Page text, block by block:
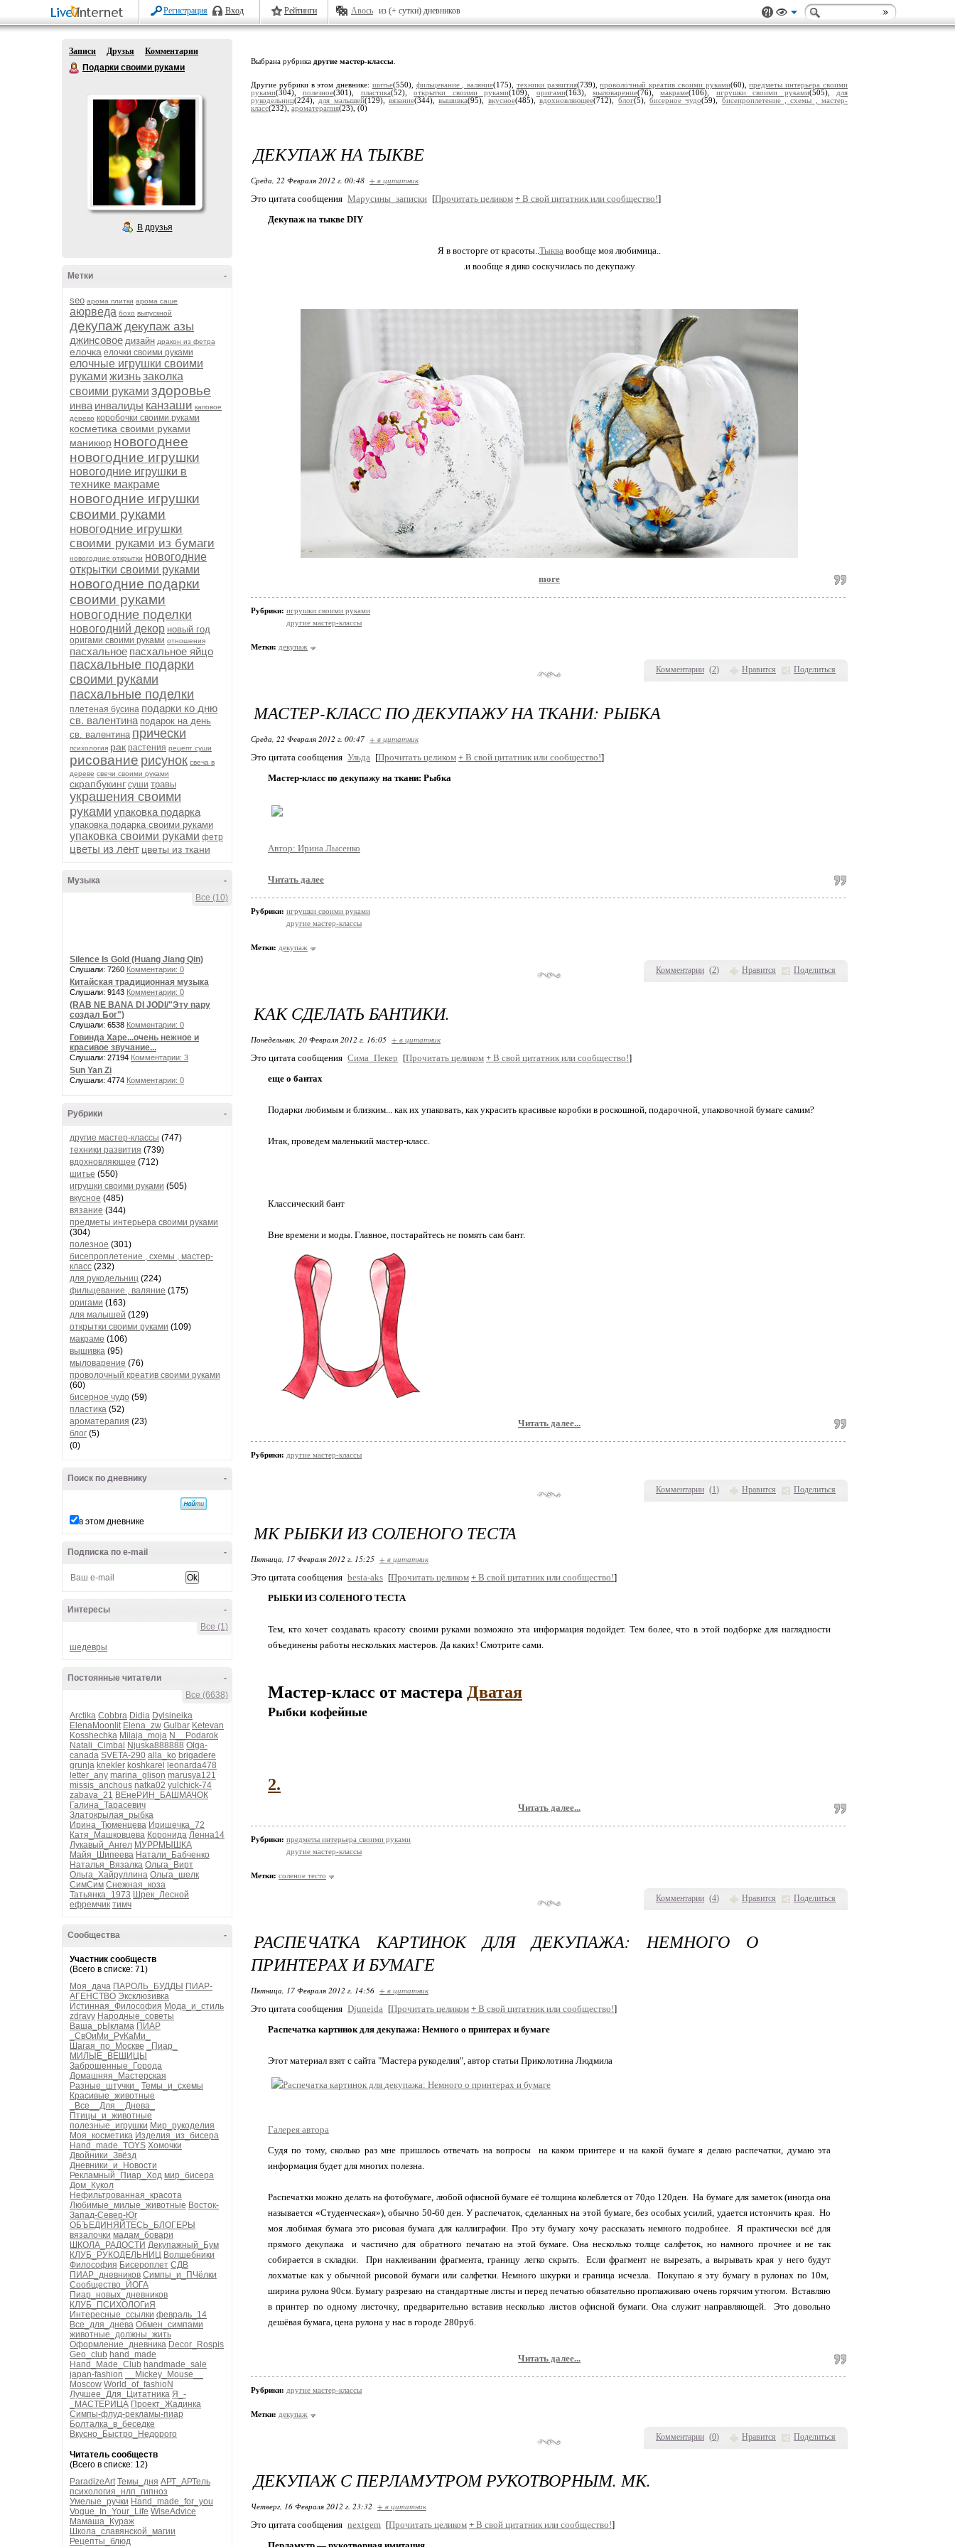
Регистрация Вход Рейтинги Авось из (+ сутки) дневников
Записи Друзья
Комментарии
Подарки своими руками
В друзья
-
Метки
seo арома плитки арома саше
аюрведа бохо выпускной
декупаждекупаж азы
джинсовое дизайн дракон из фетра
елочка елочки своими руками
елочные игрушки своими
руками жизньзаколка
своими руками здоровье
инва инвалиды канзаши каповое
дерево коробочки своими руками
косметика своими руками
маникюр новогоднее
новогодние игрушки
новогодние игрушки в
технике макраме
новогодние игрушки
своими руками
новогодние игрушки
своими руками из бумаги
новогодние открытки новогодние
открытки своими руками
новогодние подарки
своими руками
новогодние поделки
новогодний декор новый год
оригами своими руками отношения
пасхальное пасхальное яйцо
пасхальные подарки
своими руками
пасхальные поделки
плетеная бусина подарки ко дню
св. валентина подарок на день
св. валентина прически
психология рак растения рецепт суши
рисование рисунок свеча в
дереве свечи своими руками
скрапбукинг суши травы
украшения своими
руками упаковка подарка
упаковка подарка своими руками
упаковка своими руками фетр
цветы из лент цветы из ткани
-
Музыка
Все (10)
Silence Is Gold (Huang Jiang Qin)
Слушали: 7260 Комментарии: 0
Китайская традиционная музыка
Слушали: 9143 Комментарии: 0
(RAB NE BANA DI JODI/"Эту пару
создал Бог")
Слушали: 6538 Комментарии: 0
Говинда Харе...очень нежное и
красивое звучание...
Слушали: 27194 Комментарии: 3
Sun Yan Zi
Слушали: 4774 Комментарии: 0
-
Рубрики
другие мастер-классы (747)
техники развития (739)
вдохновляющее (712)
шитье (550)
игрушки своими руками (505)
вкусное (485)
вязание (344)
предметы интерьера своими руками
(304)
полезное (301)
бисепроплетение , схемы , мастер-
класс (232)
для рукодельниц (224)
фильцевание , валяние (175)
оригами (163)
для малышей (129)
открытки своими руками (109)
макраме (106)
вышивка (95)
мыловарение (76)
проволочный креатив своими руками
(60)
бисерное чудо (59)
пластика (52)
ароматерапия (23)
блог (5)
(0)
-
Поиск по дневнику
в этом дневнике
-
Подписка по e-mail
-
Интересы
Все (1)
шедевры
-
Постоянные читатели
Все (6638)
Arctika Cobbra Didia Dylsineika
ElenaMoonlit Elena_zw Gulbar Ketevan
Kosshechka Milaja_moja N__Podarok
Natali_Cimbal Njuska888888 Olga-
canada SVETA-290 alla_ko brigadere
grunja knekler koshkarel
leonarda478
letter_any marina_glison marusya121
missis_anchous natka02 yulchick-74
zabava_21 ВЕнеРИН_БАШМАЧОК
Галина_Тарасевич
Златокрылая_рыбка
Ирина_Тюменцева Иришечка_72
Катя_Машковцева Коронида Ленна14
Лукавый_Ангел МУРРМЫШКА
Майя_Шипеева Натали_Бабченко
Наталья_Вязалка Ольга_Вирт
Ольга_Хайруллина Ольга_шелк
СимСим Снежная_коза
Татьянка_1973 Шрек_Лесной
ефремчик тимч
-
Сообщества
Участник сообществ
(Всего в списке: 71)
Моя_дача ПАРОЛЬ_БУДДЫ ПИАР-
АГЕНСТВО Эксклюзивка
Истинная_Философия Мода_и_стиль
zdravy Народные_советы
Ваша_рЫклама ПИАР
_СвОиМи_РуКаМи_
Шагая_по_Москве
_Пиар_
МИЛЫЕ_ВЕЩИЦЫ
Заброшенные_Города
Домашняя_Мастерская
Разные_штучки_
Темы_и_схемы
Красивые_животные
_Все__Для__Днева_
Птицы_и_животные
полезные_игрушки Мир_рукоделия
Моя_косметика Изделия_из_бисера
Hand_made_TOYS Хомочки
Двойники_Звёзд
Дневники_и_Новости
Рекламный_Пиар_Ход мир_бисера
Дом_Кукол
Нефильтрованная_красота
Любимые_милые_животные Восток-
Запад-Север-Юг
ОБЪЕДИНЯЙТЕСЬ_БЛОГЕРЫ
вязалочки мадам_бовари
ШКОЛА_РАДОСТИ Декупажный_Бум
КЛУБ_РУКОДЕЛЬНИЦ Волшебники
Философия Бисероплет СДВ
ПИАР_дневников Симпы_и_ПЧёлки
Сообщество_ЙОГА
Пиар_новых_дневников
КЛУБ_ПСИХОЛОГиЯ
Интересные_ссылки февраль_14
Все_для_днева Обмен_симпами
животные_должны_жить
Оформление_дневника Decor_Rospis
Geo_club hand_made
Hand_Made_Club handmade_sale
japan-fashion
__Mickey_Mouse__
Moscow World_of_fashioN
Лучшее_Для_Цитатника Я_-
_МАСТЕРИЦА Проект_Жадинка
Симпы-флуд-рекламы-пиар
Болталка_в_беседке
Вкусно_Быстро_Недорого
Читатель сообществ
(Всего в списке: 12)
ParadizeArt Темы_дня АРТ_АРТель
психология_нлп_гипноз
Умелые_ручки Hand_made_for_you
Vogue_In_Your_Life WiseAdvice
Мамаша_Кураж
Школа_славянской_магии
Рецепты_блюд
Выбрана рубрика другие мастер-классы
Другие рубрики в этом дневнике: шитье(550), фильцевание , валяние(175), техники развития(739),проволочный креатив своими руками(60),предметы интерьера своими
руками(304),полезное(301), пластика(52),открытки своими руками(109), оригами(163), мыловарение(76),макраме(106), игрушки своими руками(505), для
рукодельниц(224), для малышей(129),вязание(344),вышивка(95), вкусное(485),вдохновляющее(712), блог(5), бисерное чудо(59), бисепроплетение , схемы , мастер-
класс(232), ароматерапия(23), (0)
Комментарии (2) Нравится Поделиться
ДЕКУПАЖ НА ТЫКВЕ
Среда, 22 Февраля 2012 г. 00:48 + в цитатник
Это цитата сообщения Марусины_записки [Прочитать целиком + В свой цитатник или сообщество!]
Декупаж на тыкве DIY
Я в восторге от красоты..Тыква вообще моя любимица..
.и вообще я дико соскучилась по декупажу
more
Рубрики: игрушки своими руками
другие мастер-классы
Метки: декупаж
Комментарии (2) Нравится Поделиться
МАСТЕР-КЛАСС ПО ДЕКУПАЖУ НА ТКАНИ: РЫБКА
Среда, 22 Февраля 2012 г. 00:47 + в цитатник
Это цитата сообщения Ульда [Прочитать целиком + В свой цитатник или сообщество!]
Мастер-класс по декупажу на ткани: Рыбка
Автор: Ирина Лысенко
Читать далее
Рубрики: игрушки своими руками
другие мастер-классы
Метки: декупаж
Комментарии (1) Нравится Поделиться
КАК СДЕЛАТЬ БАНТИКИ.
Понедельник, 20 Февраля 2012 г. 16:05 + в цитатник
Это цитата сообщения Сима_Пекер [Прочитать целиком + В свой цитатник или сообщество!]
еще о бантах
Подарки любимым и близким... как их упаковать, как украсить красивые коробки в роскошной, подарочной, упаковочной бумаге самим?
Итак, проведем маленький мастер-класс.
Классический бант
Вне времени и моды. Главное, постарайтесь не помять сам бант.
Читать далее...
Рубрики: другие мастер-классы
Комментарии (4) Нравится Поделиться
МК РЫБКИ ИЗ СОЛЕНОГО ТЕСТА
Пятница, 17 Февраля 2012 г. 15:25 + в цитатник
Это цитата сообщения besta-aks [Прочитать целиком + В свой цитатник или сообщество!]
РЫБКИ ИЗ СОЛЕНОГО ТЕСТА
Тем, кто хочет создавать красоту своими руками возможно эта информация подойдет. Тем более, что в этой подборке для наглядности
объединены работы нескольких мастеров. Да каких! Смотрите сами.
Мастер-класс от мастера Дватая
Рыбки кофейные
2.
Читать далее...
Рубрики: предметы интерьера своими руками
другие мастер-классы
Метки: соленое тесто
Комментарии (0) Нравится Поделиться
РАСПЕЧАТКА КАРТИНОК ДЛЯ ДЕКУПАЖА: НЕМНОГО О
ПРИНТЕРАХ И БУМАГЕ
Пятница, 17 Февраля 2012 г. 14:56 + в цитатник
Это цитата сообщения Djuneida [Прочитать целиком + В свой цитатник или сообщество!]
Распечатка картинок для декупажа: Немного о принтерах и бумаге
Этот материал взят с сайта "Мастера рукоделия", автор статьи Приколотина Людмила
Галерея автора
Судя по тому, сколько раз мне пришлось отвечать на вопросы на каком принтере и на какой бумаге я делаю распечатки, думаю эта
информация будет для многих полезна.
Распечатки можно делать на фотобумаге, любой офисной бумаге её толщина колеблется от 70до 120ден. На бумаге для заметок (иногда она
называется «Студенческая»), обычно 50-60 ден. У распечаток, сделанных на этой бумаге, без особых усилий, удается истончить края. Но
моя любимая бумага это рисовая бумага для каллиграфии. Про эту бумагу хочу рассказать немного подробнее. Я практически всё для
прямого декупажа и частично для обратного печатаю на этой бумаге. Она несколько толще салфеток, но намного прочнее и не так
собирается в складки. При наклеивании фрагмента, границу легко скрыть. Если фрагмент не вырезать, а вырывать края у него будут
лохматые как у обычной рисовой бумаги или салфетки. Немного шкурки и граница исчезла. Покупаю я эту бумагу в рулонах по 10м,
ширина рулона 90см. Бумагу разрезаю на стандартные листы и перед печатью обязательно проглаживаю очень горячим утюгом. Вставляю
в принтер по одному листочку, предварительно вставив несколько листов офисной бумаги. Она служит направляющей. Это довольно
дешёвая бумага, цена рулона у нас в городе 280руб.
Читать далее...
Рубрики: другие мастер-классы
Метки: декупаж
ДЕКУПАЖ С ПЕРЛАМУТРОМ РУКОТВОРНЫМ. МК.
Четверг, 16 Февраля 2012 г. 23:32 + в цитатник
Это цитата сообщения nextgem [Прочитать целиком + В свой цитатник или сообщество!]